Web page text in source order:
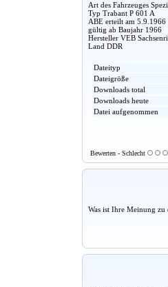
Art des Fahrzeuges
Typ Trabant P 601 A
ABE erteilt am 5.9.1966
gültig ab Baujahr 1966
Hersteller VEB
Land DDR
Dateityp
Dateigröße
Downloads total
Downloads heute
Datei aufgenommen
Bewerten - Schlecht
Was ist Ihre Meinung zu